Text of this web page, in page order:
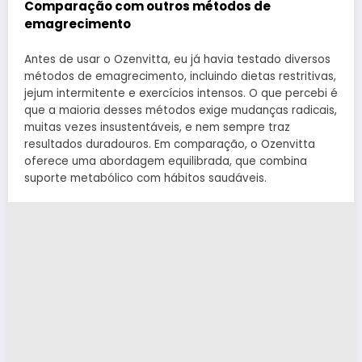
Comparação com outros métodos de
emagrecimento
Antes de usar o Ozenvitta, eu já havia testado diversos
métodos de emagrecimento, incluindo dietas restritivas,
jejum intermitente e exercícios intensos. O que percebi é
que a maioria desses métodos exige mudanças radicais,
muitas vezes insustentáveis, e nem sempre traz
resultados duradouros. Em comparação, o Ozenvitta
oferece uma abordagem equilibrada, que combina
suporte metabólico com hábitos saudáveis.